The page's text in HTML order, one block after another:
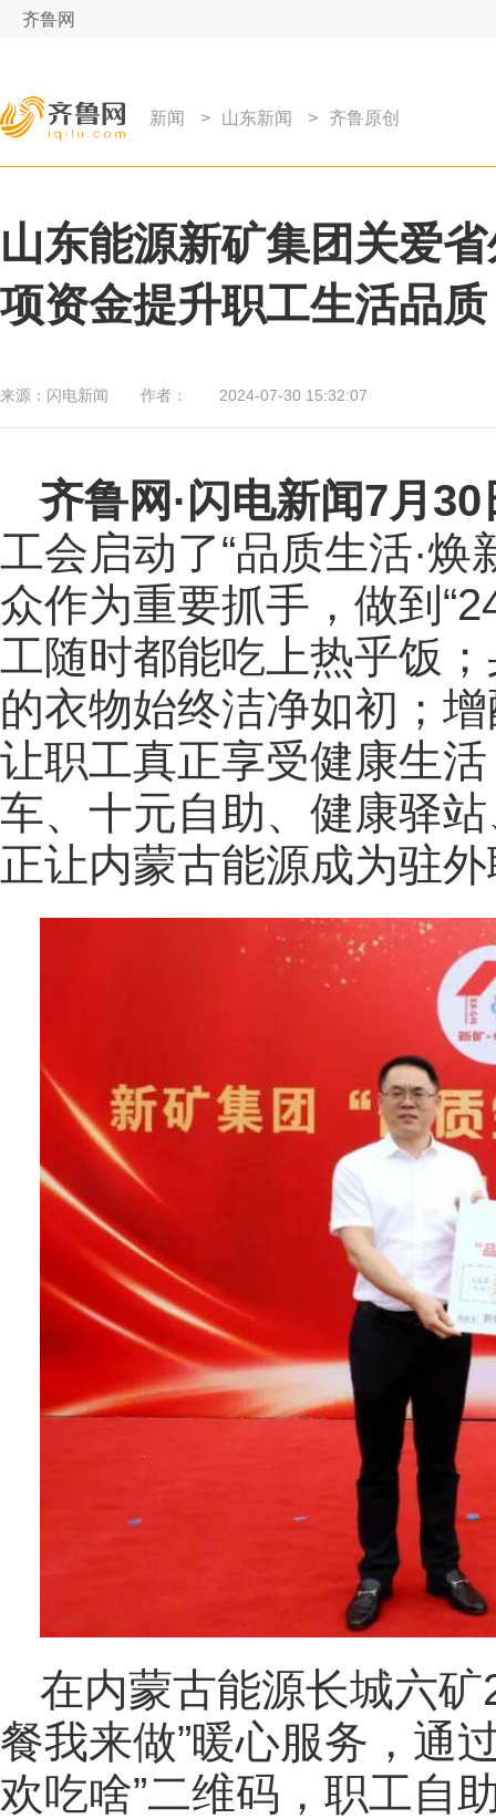
齐鲁网
新闻 > 山东新闻 > 齐鲁原创
山东能源新矿集团关爱
项资金提升职工生活品质
来源： 闪电新闻 作者： 2024-07-30 15:32:07
齐鲁网 ·闪电新闻7月30
工会启动了“品质生活·
众作为重要抓手，做到
工随时都能吃上热乎饭
的衣物始终洁净如初；
让职工真正享受健康生
车、十元自助、健康驿
正让内蒙古能源成为驻
在内蒙古能源长城六
餐我来做”暖心服务，通
欢吃啥”二维码，职工自